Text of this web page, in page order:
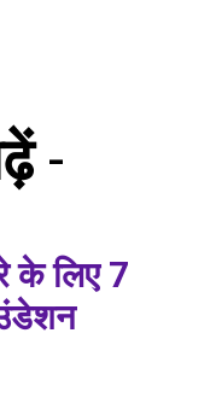
-
लिए 7